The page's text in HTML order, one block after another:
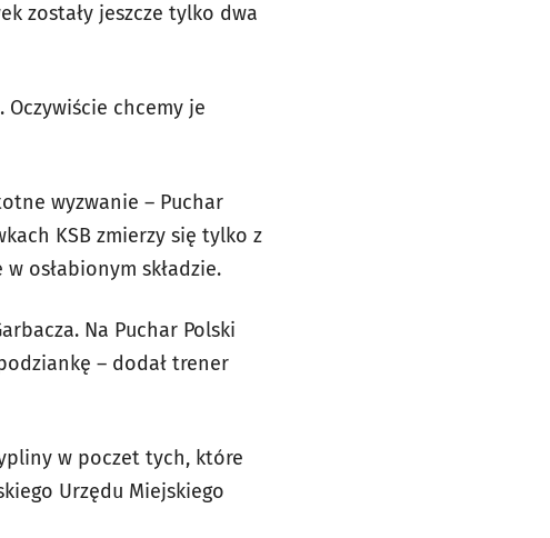
zostały jeszcze tylko dwa
chcemy je
wyzwanie – Puchar
KSB zmierzy się tylko z
osłabionym składzie.
Na Puchar Polski
– dodał trener
w poczet tych, które
Urzędu Miejskiego